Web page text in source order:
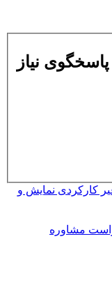
نیاز
کارکردی نمایش و
مشاوره